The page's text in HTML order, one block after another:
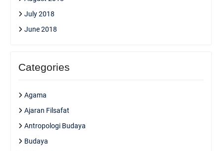
July 2018
June 2018
Categories
Agama
Ajaran Filsafat
Antropologi Budaya
Budaya